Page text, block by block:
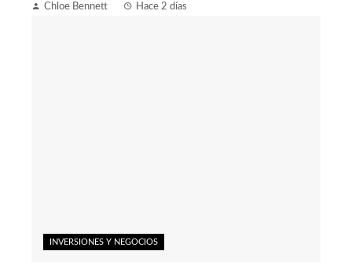
Chloe Bennett Hace 2 días
INVERSIONES Y NEGOCIOS